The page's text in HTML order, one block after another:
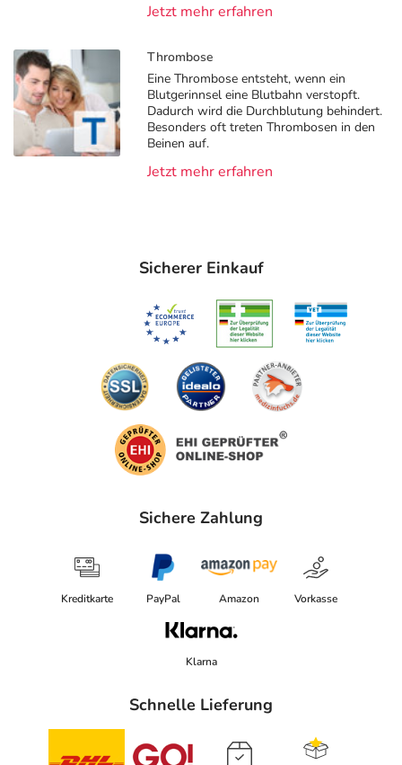
Jetzt mehr erfahren
Thrombose
Eine Thrombose entsteht, wenn ein
Blutgerinnsel eine Blutbahn verstopft.
Dadurch wird die Durchblutung behindert.
Besonders oft treten Thrombosen in den
Beinen auf.
Jetzt mehr erfahren
Sicherer Einkauf
Sichere Zahlung
Kreditkarte PayPal Amazon Vorkasse
Klarna
Schnelle Lieferung